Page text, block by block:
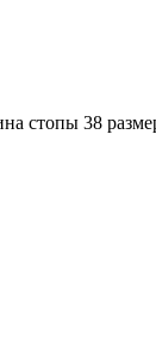
стопы 38